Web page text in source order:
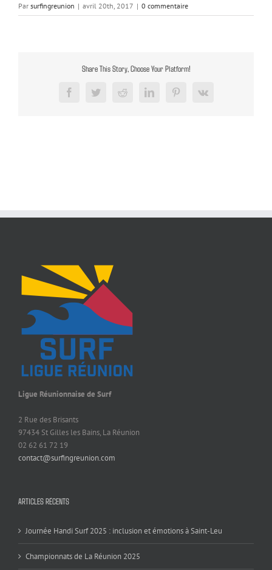
Par surfingreunion | avril 20th, 2017 | 0 commentaire
Share This Story, Choose Your Platform!
FacebookTwitterRedditLinkedInPinterest
Vk
Ligue Réunionnaise de Surf
2 Rue des Brisants
97434 St Gilles les Bains, La Réunion
02 62 61 72 19
contact@surfingreunion.com
ARTICLES RÉCENTS
Journée Handi Surf 2025 : inclusion et émotions à Saint-Leu
Championnats de La Réunion 2025